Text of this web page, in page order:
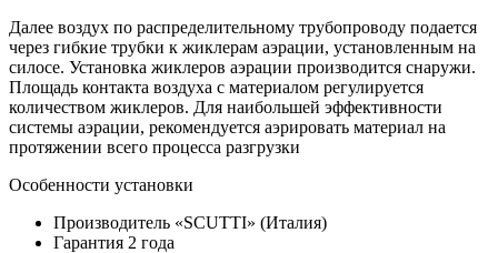
Далее воздух по распределительному трубопроводу подается
через гибкие трубки к жиклерам аэрации, установленным на
силосе. Установка жиклеров аэрации производится снаружи.
Площадь контакта воздуха с материалом регулируется
количеством жиклеров. Для наибольшей эффективности
системы аэрации, рекомендуется аэрировать материал на
протяжении всего процесса разгрузки
Особенности установки
Производитель «SCUTTI» (Италия)
Гарантия 2 года